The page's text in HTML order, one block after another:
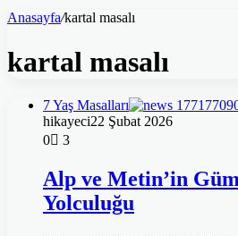
Anasayfa/kartal masalı
kartal masalı
7 Yaş Masalları
hikayeci22 Şubat 2026
0
3
Alp ve Metin’in
Yolculuğu